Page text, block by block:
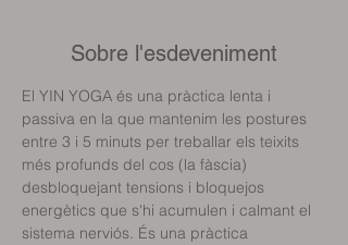
Sobre l'esdeveniment
El YIN YOGA és una pràctica lenta i
passiva en la que mantenim les postures
entre 3 i 5 minuts per treballar els teixits
més profunds del cos (la fàscia)
desbloquejant tensions i bloquejos
energètics que s'hi acumulen i calmant el
sistema nerviós. És una pràctica